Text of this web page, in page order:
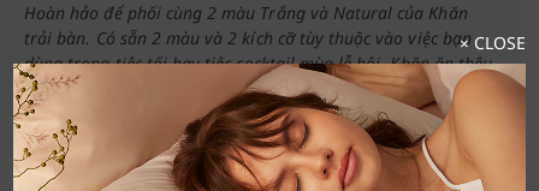
Hoàn hảo để phối cùng 2 màu Trắng và Natural của Khăn
trải bàn. Có sẵn 2 màu và 2 kích cỡ tùy thuộc vào việc bạn
dùng trong tiệc tối hay tiệc cocktail mùa lễ hội. Khăn ăn thêu
hình một bó ô rô rực rỡ, trong khi khăn ăn cocktail khéo léo
khoe hình thêu một nhành hoa ô rô xinh xắn. Tất cả đều
được thêu bằng một tông màu nhẹ nhàng tạo nên nét hiện
đại cho Giáng sinh.
× CLOSE